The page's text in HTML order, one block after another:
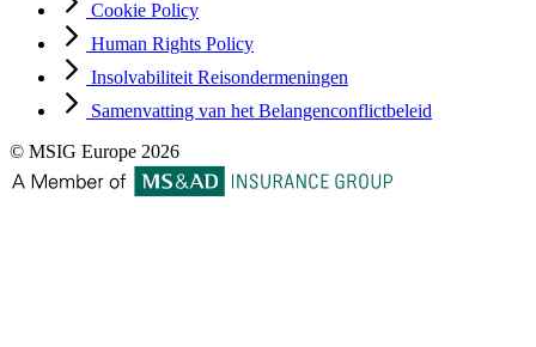
Cookie Policy
Human Rights Policy
Insolvabiliteit Reisondermeningen
Samenvatting van het Belangenconflictbeleid
© MSIG Europe 2026